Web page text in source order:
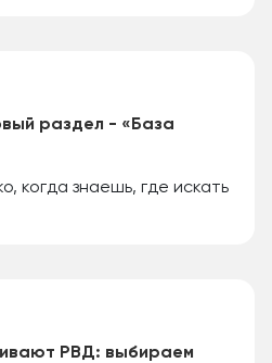
раздел - «База
когда знаешь, где искать
РВД: выбираем